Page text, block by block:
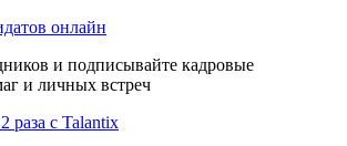
онлайн
и подписывайте кадровые
и личных встреч
раза с Talantix